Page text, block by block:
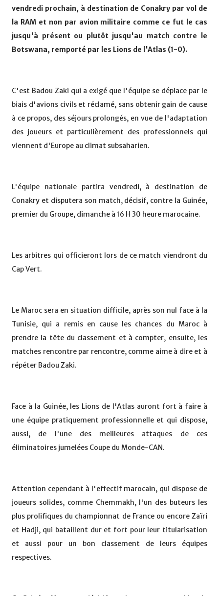
vendredi prochain, à destination de Conakry par vol de
la RAM et non par avion militaire comme ce fut le cas
jusqu'à présent ou plutôt jusqu'au match contre le
Botswana, remporté par les Lions de l'Atlas (1-0).
C'est Badou Zaki qui a exigé que l'équipe se déplace par le
biais d'avions civils et réclamé, sans obtenir gain de cause
à ce propos, des séjours prolongés, en vue de l'adaptation
des joueurs et particulièrement des professionnels qui
viennent d'Europe au climat subsaharien.
L'équipe nationale partira vendredi, à destination de
Conakry et disputera son match, décisif, contre la Guinée,
premier du Groupe, dimanche à 16 H 30 heure marocaine.
Les arbitres qui officieront lors de ce match viendront du
Cap Vert.
Le Maroc sera en situation difficile, après son nul face à la
Tunisie, qui a remis en cause les chances du Maroc à
prendre la tête du classement et à compter, ensuite, les
matches rencontre par rencontre, comme aime à dire et à
répéter Badou Zaki.
Face à la Guinée, les Lions de l'Atlas auront fort à faire à
une équipe pratiquement professionnelle et qui dispose,
aussi, de l'une des meilleures attaques de ces
éliminatoires jumelées Coupe du Monde-CAN.
Attention cependant à l'effectif marocain, qui dispose de
joueurs solides, comme Chemmakh, l'un des buteurs les
plus prolifiques du championnat de France ou encore Zaïri
et Hadji, qui bataillent dur et fort pour leur titularisation
et aussi pour un bon classement de leurs équipes
respectives.